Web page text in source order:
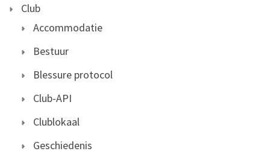
Club
Accommodatie
Bestuur
Blessure protocol
Club-API
Clublokaal
Geschiedenis